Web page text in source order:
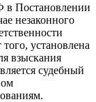
Постановлении
незаконного
установлена
взыскания
судебный